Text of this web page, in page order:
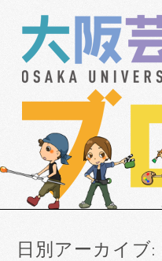
日別アーカイブ: